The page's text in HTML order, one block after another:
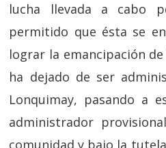
lucha llevada a cabo
permitido que ésta se
lograr la emancipación
ha dejado de ser
Lonquimay, pasando a
administrador
comunidad y bajo la